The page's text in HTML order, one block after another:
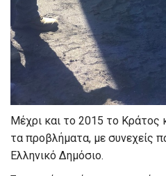
Μέχρι και το 2015 το Κράτος
τα προβλήματα, με συνεχείς
Ελληνικό Δημόσιο.